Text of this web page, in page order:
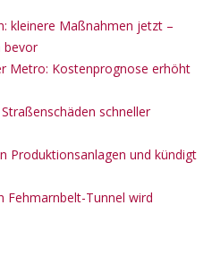
kleinere Maßnahmen jetzt –
bevor
Metro: Kostenprognose erhöht
schneller
Produktionsanlagen und kündigt
Fehmarnbelt-Tunnel wird